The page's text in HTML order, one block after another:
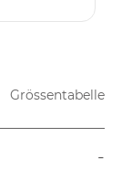
Grössentabelle
-